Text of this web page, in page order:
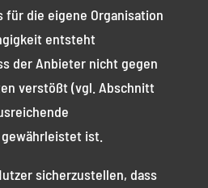
für die eigene Organisation
entsteht
der Anbieter nicht gegen
verstößt (vgl. Abschnitt
ist.
sicherzustellen, dass